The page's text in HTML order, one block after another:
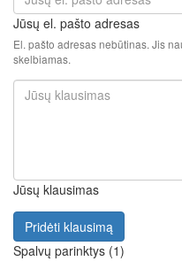
Jūsų el. pašto adresas
El. pašto adresas nebūtinas. Jis
skelbiamas.
Jūsų klausimas
Pridėti klausimą
Spalvų parinktys (1)